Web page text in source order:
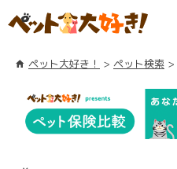
ペット大好き！ ペット検索